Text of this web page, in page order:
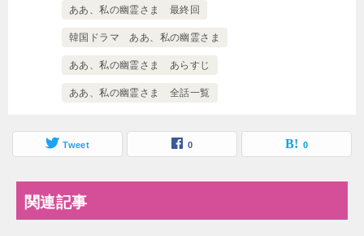
ああ、私の幽霊さま 最終回
韓国ドラマ ああ、私の幽霊さま
ああ、私の幽霊さま あらすじ
ああ、私の幽霊さま 全話一覧
Tweet 0 0
関連記事